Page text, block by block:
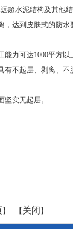
超水泥结构及其他
达到皮肤式的防水
力可达1000平方以
不起层、剥离、不
实无起层。
】 【 关闭 】